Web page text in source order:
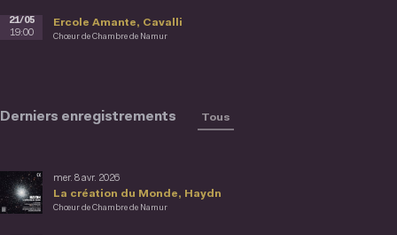
Ercole Amante, Cavalli
Chœur de Chambre de Namur
21/05
19:00
Derniers enregistrements Tous
La création du Monde, Haydn
mer. 8 avr. 2026
Chœur de Chambre de Namur